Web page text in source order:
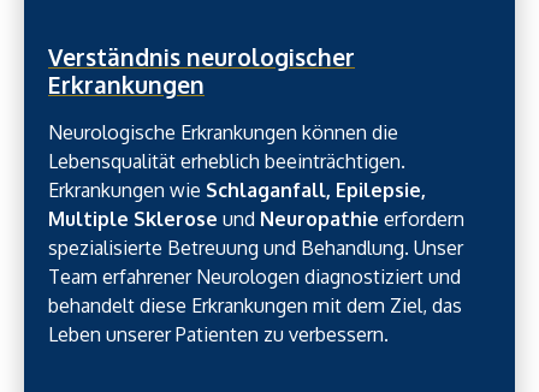
Verständnis neurologischer
Erkrankungen
Neurologische Erkrankungen können die
Lebensqualität erheblich beeinträchtigen.
Erkrankungen wie Schlaganfall, Epilepsie,
Multiple Sklerose und Neuropathie erfordern
spezialisierte Betreuung und Behandlung. Unser
Team erfahrener Neurologen diagnostiziert und
behandelt diese Erkrankungen mit dem Ziel, das
Leben unserer Patienten zu verbessern.